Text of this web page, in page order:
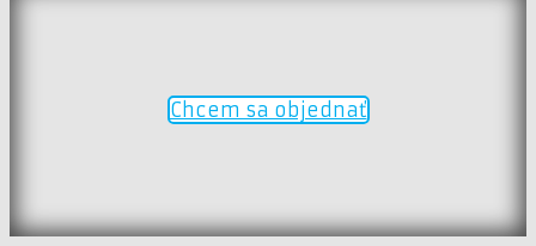
Chcem sa objednať